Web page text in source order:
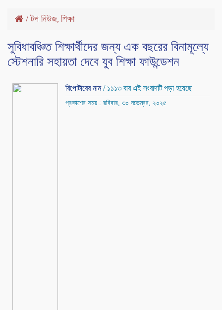
/টপ নিউজ, শিক্ষা
সুবিধাবঞ্চিত শিক্ষার্থীদের জন্য এক বছরের বিনামূল্যে
স্টেশনারি সহায়তা দেবে যুব শিক্ষা ফাউন্ডেশন
রিপোটারের নাম/ ১১১৩ বার এই সংবাদটি পড়া হয়েছে
প্রকাশের সময় : রবিবার, ৩০ নভেম্বর, ২০২৫